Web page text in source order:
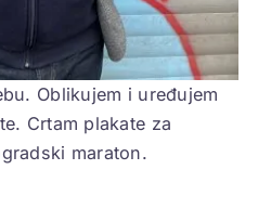
Oblikujem i uređujem
Crtam plakate za
maraton.